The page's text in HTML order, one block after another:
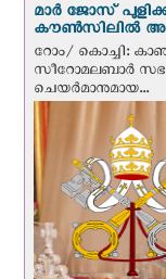
മാർ ജോസ്
കൗൺസിലിൽ
റോം/ കൊച്ചി:
സീറോമലബാർ
ചെയർമാനുമായ...